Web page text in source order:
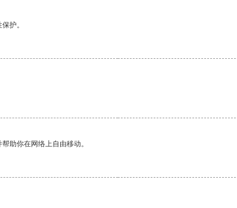
护。
助你在网络上自由移动。